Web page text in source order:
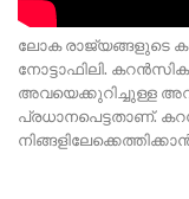
ലോക രാജ്യങ്ങളുടെ
നോട്ടാഫിലി.
അവയെക്കുറിച്ചുള്ള
പ്രധാനപെട്ടതാണ്.